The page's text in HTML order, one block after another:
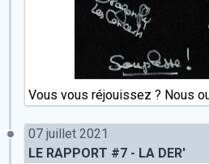
Vous vous réjouissez ? Nous
07 juillet 2021
LE RAPPORT #7 - LA DER'